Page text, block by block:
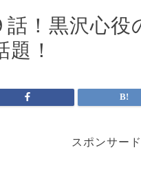
話！黒沢心役
！
スポンサー